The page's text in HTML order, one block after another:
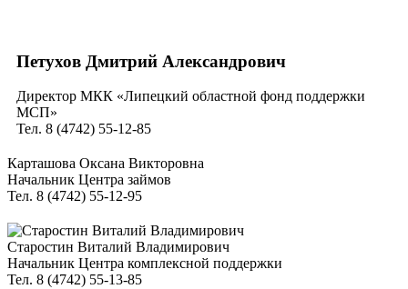
Петухов Дмитрий Александрович
Директор МКК «Липецкий областной фонд поддержки
МСП»
Тел. 8 (4742) 55-12-85
Карташова Оксана Викторовна
Начальник Центра займов
Тел. 8 (4742) 55-12-95
Старостин Виталий Владимирович
Начальник Центра комплексной поддержки
Тел. 8 (4742) 55-13-85